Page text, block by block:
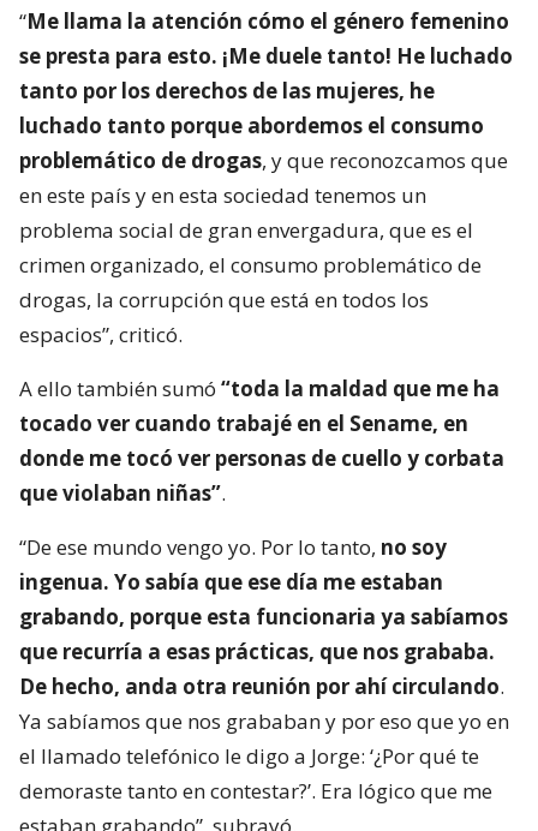
“Me llama la atención cómo el género femenino
se presta para esto. ¡Me duele tanto! He luchado
tanto por los derechos de las mujeres, he
luchado tanto porque abordemos el consumo
problemático de drogas, y que reconozcamos que
en este país y en esta sociedad tenemos un
problema social de gran envergadura, que es el
crimen organizado, el consumo problemático de
drogas, la corrupción que está en todos los
espacios”, criticó.
A ello también sumó “toda la maldad que me ha
tocado ver cuando trabajé en el Sename, en
donde me tocó ver personas de cuello y corbata
que violaban niñas”.
“De ese mundo vengo yo. Por lo tanto, no soy
ingenua. Yo sabía que ese día me estaban
grabando, porque esta funcionaria ya sabíamos
que recurría a esas prácticas, que nos grababa.
De hecho, anda otra reunión por ahí circulando.
Ya sabíamos que nos grababan y por eso que yo en
el llamado telefónico le digo a Jorge: ‘¿Por qué te
demoraste tanto en contestar?’. Era lógico que me